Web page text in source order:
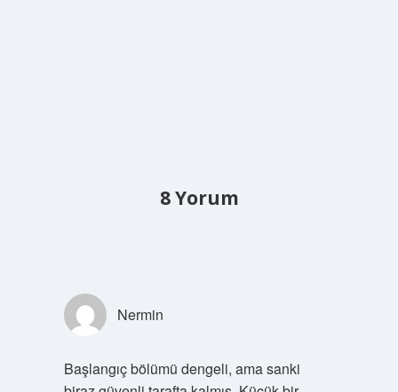
8 Yorum
Nermin
Başlangıç bölümü dengeli, ama sanki